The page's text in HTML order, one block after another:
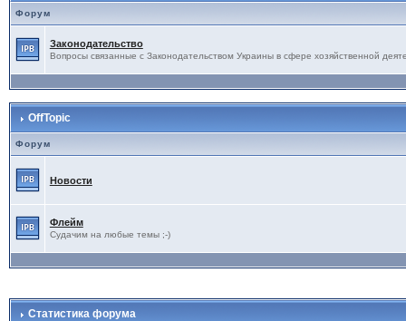
Форум
Законодательство
Вопросы связанные с Законодательством Украины в сфере хозяйственной
OffTopic
Форум
Новости
Флейм
Судачим на любые темы ;-)
Статистика форума